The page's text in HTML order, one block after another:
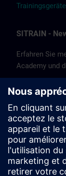
SITRAIN -
Erfahren Sie
Academy und
In unserem
Neuigkeiten
aktuelle
Abonnieren
bleiben Sie auf
(Nur auf
Newsletter